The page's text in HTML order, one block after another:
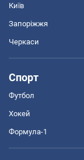
Київ
Запоріжжя
Черкаси
Спорт
Футбол
Хокей
Формула-1